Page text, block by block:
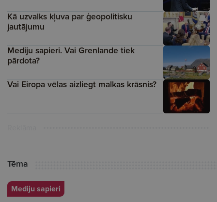
Kā uzvalks kļuva par ģeopolitisku
jautājumu
Mediju sapieri. Vai Grenlande tiek
pārdota?
Vai Eiropa vēlas aizliegt malkas krāsnis?
Tēma
Mediju sapieri